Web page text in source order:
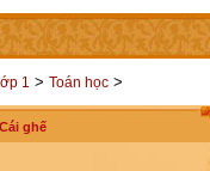
LIÊN HỆ CÁC
1 > Toán học >
Cái ghế